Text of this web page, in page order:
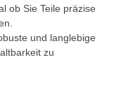
ob Sie Teile präzise
und langlebige
zu